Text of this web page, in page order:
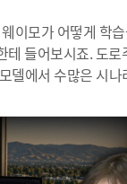
이모가 어떻게 학
테 들어보시죠. 도로
델에서 수많은 시